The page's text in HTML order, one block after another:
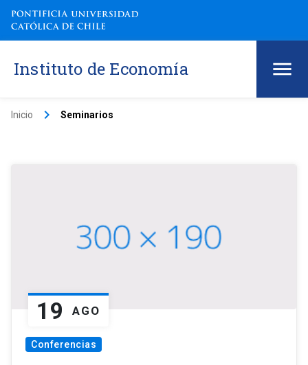
Instituto de Economía
Inicio keyboard_arrow_right Seminarios
19 AGO
Conferencias